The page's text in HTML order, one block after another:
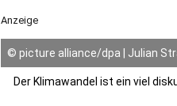
Anzeige
© picture alliance/dpa | Julian
Der Klimawandel ist ein viel